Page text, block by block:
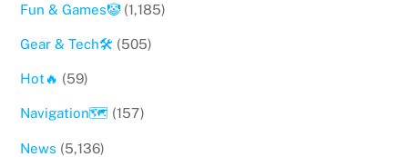
Fun & Games🤡(1,185)
Gear & Tech🛠 (505)
Hot🔥 (59)
Navigation🗺 (157)
News (5,136)